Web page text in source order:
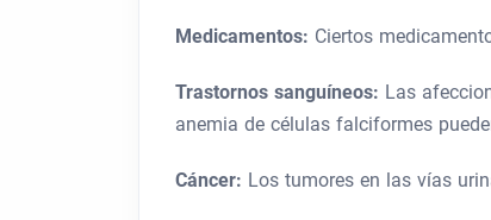
Medicamentos: Ciertos
Trastornos sanguíneos: Las
anemia de células falciformes
Cáncer: Los tumores en las vías